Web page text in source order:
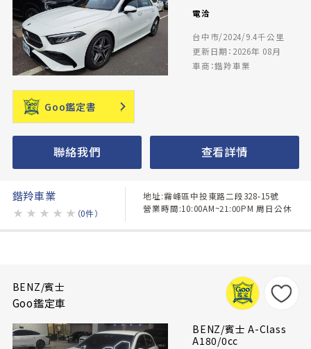
電洽
台中市/2024/9.4千公里
更新日期：2026年 08月
車商：鍇羚車業
Goo鑑定書
聯絡我們 查看詳情
鍇羚車業
★ ★ ★ ★ ★ （0件）
地址:霧峰區中投東路二段328-15號
營業時間:10:00AM~21:00PM 周日公休
BENZ/賓士
Goo鑑定車
BENZ/賓士 A-Class
A180/0cc